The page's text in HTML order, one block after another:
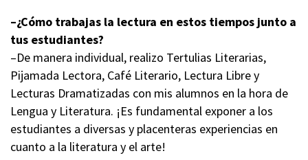
–¿Cómo trabajas la lectura en estos tiempos junto a
tus estudiantes?
–De manera individual, realizo Tertulias Literarias,
Pijamada Lectora, Café Literario, Lectura Libre y
Lecturas Dramatizadas con mis alumnos en la hora de
Lengua y Literatura. ¡Es fundamental exponer a los
estudiantes a diversas y placenteras experiencias en
cuanto a la literatura y el arte!